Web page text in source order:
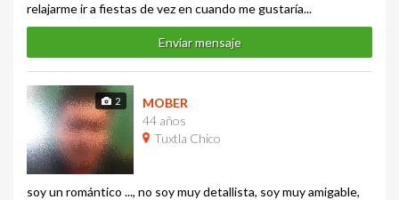
relajarme ir a fiestas de vez en cuando me gustaría...
Enviar mensaje
2
MOBER
44 años
Tuxtla Chico
soy un romántico ..., no soy muy detallista, soy muy amigable,